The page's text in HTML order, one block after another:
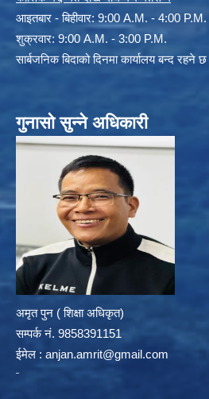
आइतबार - बिहीवार: 9:00 A.M. - 4:00 P.M.
शुक्रवार: 9:00 A.M. - 3:00 P.M.
सार्बजनिक बिदाको दिनमा कार्यालय बन्द रहने
गुनासो सुन्ने अधिकारी
अमृत पुन ( शिक्षा अधिकृत)
सम्पर्क न‌ं. 9858391151
ईमेल : anjan.amrit@gmail.com